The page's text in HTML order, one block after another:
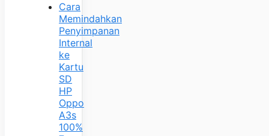
Cara
Memindahkan
Penyimpanan
Internal
ke
Kartu
SD
HP
Oppo
A3s
100%